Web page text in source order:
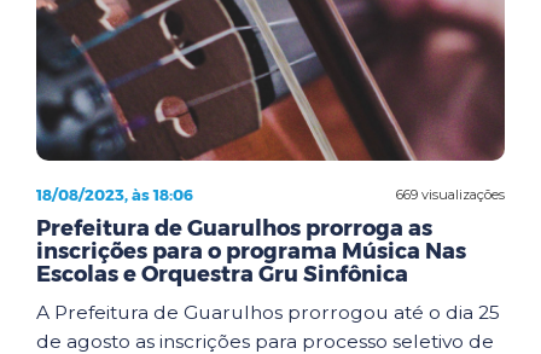
669 visualizações
18/08/2023, às 18:06
Prefeitura de Guarulhos prorroga as
inscrições para o programa Música Nas
Escolas e Orquestra Gru Sinfônica
A Prefeitura de Guarulhos prorrogou até o dia 25
de agosto as inscrições para processo seletivo de